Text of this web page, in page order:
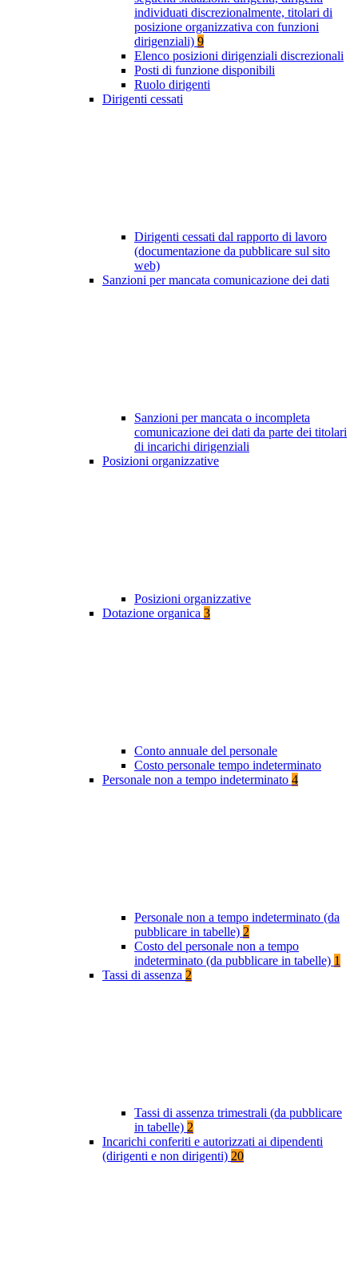
individuati discrezionalmente, titolari di
posizione organizzativa con funzioni
dirigenziali) 9
Elenco posizioni dirigenziali discrezionali
Posti di funzione disponibili
Ruolo dirigenti
Dirigenti cessati
Dirigenti cessati dal rapporto di lavoro
(documentazione da pubblicare sul sito
web)
Sanzioni per mancata comunicazione dei dati
Sanzioni per mancata o incompleta
comunicazione dei dati da parte dei titolari
di incarichi dirigenziali
Posizioni organizzative
Posizioni organizzative
Dotazione organica 3
Conto annuale del personale
Costo personale tempo indeterminato
Personale non a tempo indeterminato 4
Personale non a tempo indeterminato (da
pubblicare in tabelle) 2
Costo del personale non a tempo
indeterminato (da pubblicare in tabelle) 1
Tassi di assenza 2
Tassi di assenza trimestrali (da pubblicare
in tabelle) 2
Incarichi conferiti e autorizzati ai dipendenti
(dirigenti e non dirigenti) 20